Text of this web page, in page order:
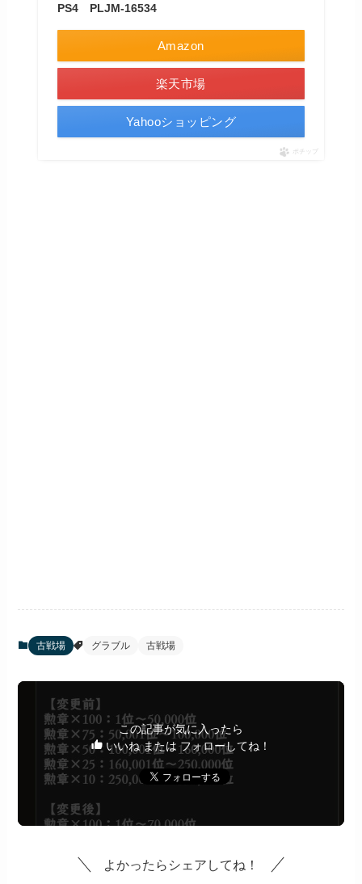
PS4 PLJM-16534
Amazon
楽天市場
Yahooショッピング
ポチップ
古戦場 グラブル 古戦場
この記事が気に入ったら
いいね または フォローしてね！
よかったらシェアしてね！